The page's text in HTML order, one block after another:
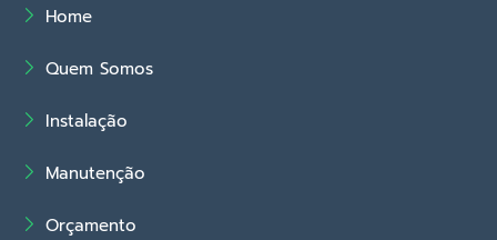
Home
Quem Somos
Instalação
Manutenção
Orçamento